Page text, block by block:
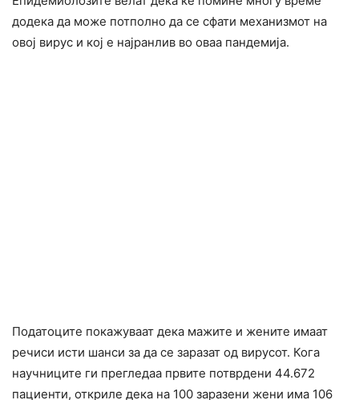
додека да може потполно да се сфати механизмот на
овој вирус и кој е најранлив во оваа пандемија.
Податоците покажуваат дека мажите и жените имаат
речиси исти шанси за да се заразат од вирусот. Кога
научниците ги прегледаа првите потврдени 44.672
пациенти, откриле дека на 100 заразени жени има 106